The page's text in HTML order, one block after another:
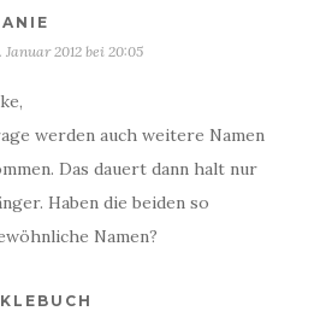
Januar 2012 bei 20:05
werden auch weitere Namen
Das dauert dann halt nur
Haben die beiden so
Namen?